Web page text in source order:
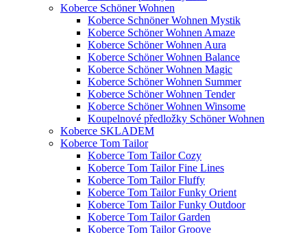
Koberce Schöner Wohnen
Koberce Schnöner Wohnen Mystik
Koberce Schöner Wohnen Amaze
Koberce Schöner Wohnen Aura
Koberce Schöner Wohnen Balance
Koberce Schöner Wohnen Magic
Koberce Schöner Wohnen Summer
Koberce Schöner Wohnen Tender
Koberce Schöner Wohnen Winsome
Koupelnové předložky Schöner Wohnen
Koberce SKLADEM
Koberce Tom Tailor
Koberce Tom Tailor Cozy
Koberce Tom Tailor Fine Lines
Koberce Tom Tailor Fluffy
Koberce Tom Tailor Funky Orient
Koberce Tom Tailor Funky Outdoor
Koberce Tom Tailor Garden
Koberce Tom Tailor Groove